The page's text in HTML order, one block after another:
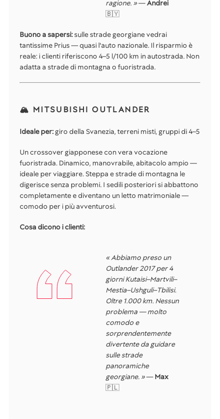
ragione. »—Andrei
🇧🇾
Buono a sapersi:sulle strade georgiane vedrai
tantissime Prius — quasi l'auto nazionale. Il risparmio è
reale: i clienti riferiscono 4–5 l/100 km in autostrada. Non
adatta a strade di montagna o fuoristrada.
🏔️ MITSUBISHI OUTLANDER
Ideale per:giro della Svanezia, terreni misti, gruppi di 4–5
Un crossover giapponese con vera vocazione
fuoristrada. Dinamico, manovrabile, abitacolo ampio —
ideale per viaggiare. Steppa e strade di montagna le
digerisce senza problemi. I sedili posteriori si abbattono
completamente e diventano un letto matrimoniale —
comodo per i più avventurosi.
Cosa dicono i clienti:
« Abbiamo preso un
Outlander 2017 per 4
giorni Kutaisi–Martvili–
Mestia–Ushguli–Tbilisi.
Oltre 1.000 km. Nessun
problema — molto
comodo e
sorprendentemente
divertente da guidare
sulle strade
panoramiche
georgiane. »— Max
🇵🇱